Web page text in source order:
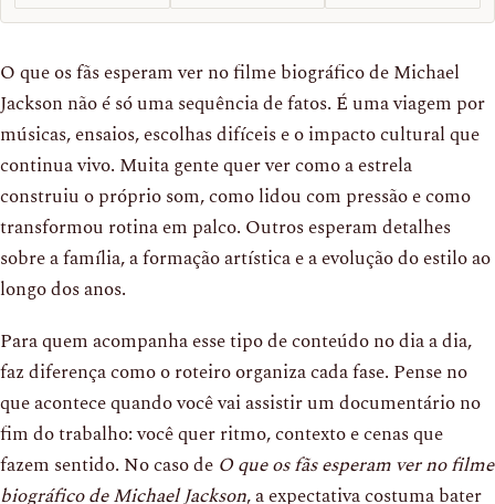
O que os fãs esperam ver no filme biográfico de Michael
Jackson não é só uma sequência de fatos. É uma viagem por
músicas, ensaios, escolhas difíceis e o impacto cultural que
continua vivo. Muita gente quer ver como a estrela
construiu o próprio som, como lidou com pressão e como
transformou rotina em palco. Outros esperam detalhes
sobre a família, a formação artística e a evolução do estilo ao
longo dos anos.
Para quem acompanha esse tipo de conteúdo no dia a dia,
faz diferença como o roteiro organiza cada fase. Pense no
que acontece quando você vai assistir um documentário no
fim do trabalho: você quer ritmo, contexto e cenas que
fazem sentido. No caso de O que os fãs esperam ver no filme
biográfico de Michael Jackson, a expectativa costuma bater